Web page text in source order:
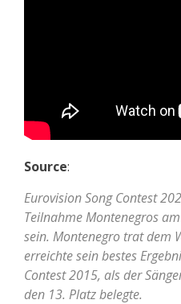
Source:
Eurovision Song Contest
Teilnahme Montenegros
sein. Montenegro trat dem
erreichte sein bestes
Contest 2015, als der
den 13. Platz belegte.